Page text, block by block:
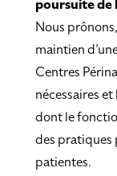
poursuite de
Nous
maintien
Centres
nécessaires
dont le
des pratiques
patientes.